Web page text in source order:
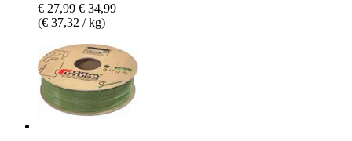
€ 27,99 € 34,99
(€ 37,32 / kg)